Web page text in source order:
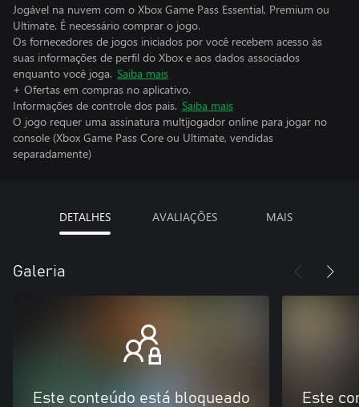
Jogável na nuvem com o Xbox Game Pass Essential, Premium ou
Ultimate. É necessário comprar o jogo.
Os fornecedores de jogos iniciados por você recebem acesso às
suas informações de perfil do Xbox e aos dados associados
enquanto você joga. Saiba mais
+ Ofertas em compras no aplicativo.
Informações de controle dos pais. Saiba mais
O jogo requer uma assinatura multijogador online para jogar no
console (Xbox Game Pass Core ou Ultimate, vendidas
separadamente)
DETALHES AVALIAÇÕES MAIS
Galeria
Este conteúdo está bloqueado Este